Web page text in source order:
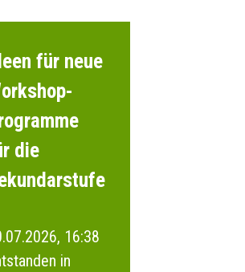
für neue
die
16:38
in